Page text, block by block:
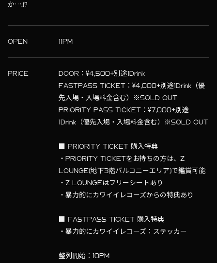
か….!?
OPEN 11PM
PRICE
DOOR：¥4,500+別途1Drink
FASTPASS TICKET：¥4,000+別途1Drink（優
先入場・入場料金含む）※SOLD OUT
PRIORITY PASS TICKET：¥7,000+別途
1Drink（優先入場・入場料金含む）※SOLD OUT
■ PRIORITY TICKET 購入特典
・PRIORITY TICKETをお持ちの方は、Z
LOUNGE(地下3階バルコニーエリア)で鑑賞可能
・Z LOUNGEはフリーシートあり
・暴力的にカワイイレコーズからの特典あり
■ FASTPASS TICKET 購入特典
・暴力的にカワイイレコーズ：ステッカー
整列開始：10PM